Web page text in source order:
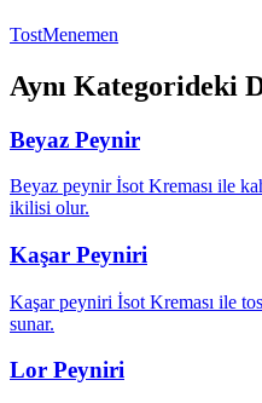
TostMenemen
Aynı Kategorideki
Beyaz Peynir
Beyaz peynir İsot Kreması ile
ikilisi olur.
Kaşar Peyniri
Kaşar peyniri İsot Kreması ile
sunar.
Lor Peyniri